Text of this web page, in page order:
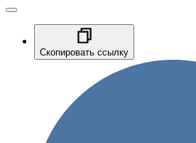
Скопировать ссылку